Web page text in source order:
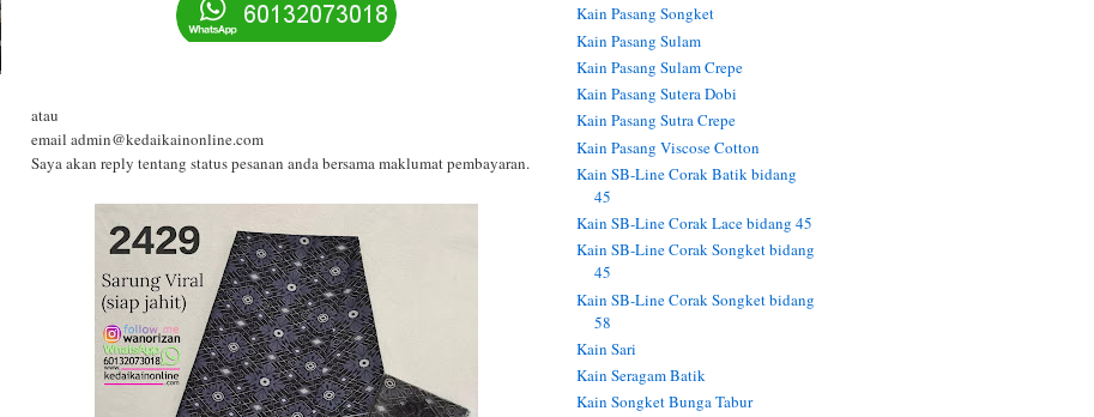
atau
email admin@kedaikainonline.com
Saya akan reply tentang status pesanan anda bersama maklumat pembayaran.
Kain Pasang Songket
Kain Pasang Sulam
Kain Pasang Sulam Crepe
Kain Pasang Sutera Dobi
Kain Pasang Sutra Crepe
Kain Pasang Viscose Cotton
Kain SB-Line Corak Batik bidang
45
Kain SB-Line Corak Lace bidang 45
Kain SB-Line Corak Songket bidang
45
Kain SB-Line Corak Songket bidang
58
Kain Sari
Kain Seragam Batik
Kain Songket Bunga Tabur